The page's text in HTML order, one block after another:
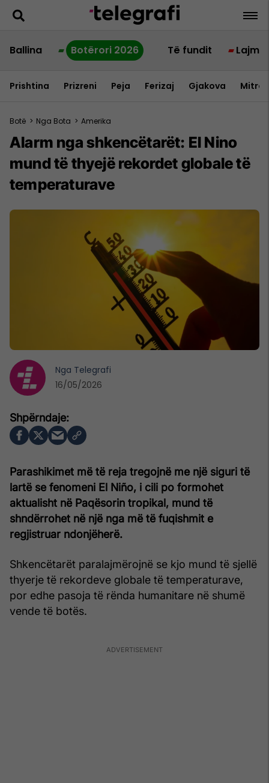
Ballina Botërori 2026 Të fundit Lajme
Prishtina Prizreni Peja Ferizaj Gjakova
Botë > Nga Bota > Amerika
Alarm nga shkencëtarët: El Nino
mund të thyejë rekordet globale të
temperaturave
Parashikimet më të reja tregojnë me një siguri të
lartë se fenomeni El Niño, i cili po formohet
aktualisht në Paqësorin tropikal, mund të
shndërrohet në një nga më të fuqishmit e
regjistruar ndonjëherë.
Shkencëtarët paralajmërojnë se kjo mund të sjellë
thyerje të rekordeve globale të temperaturave,
por edhe pasoja të rënda humanitare në shumë
vende të botës.
Nga Telegrafi
16/05/2026